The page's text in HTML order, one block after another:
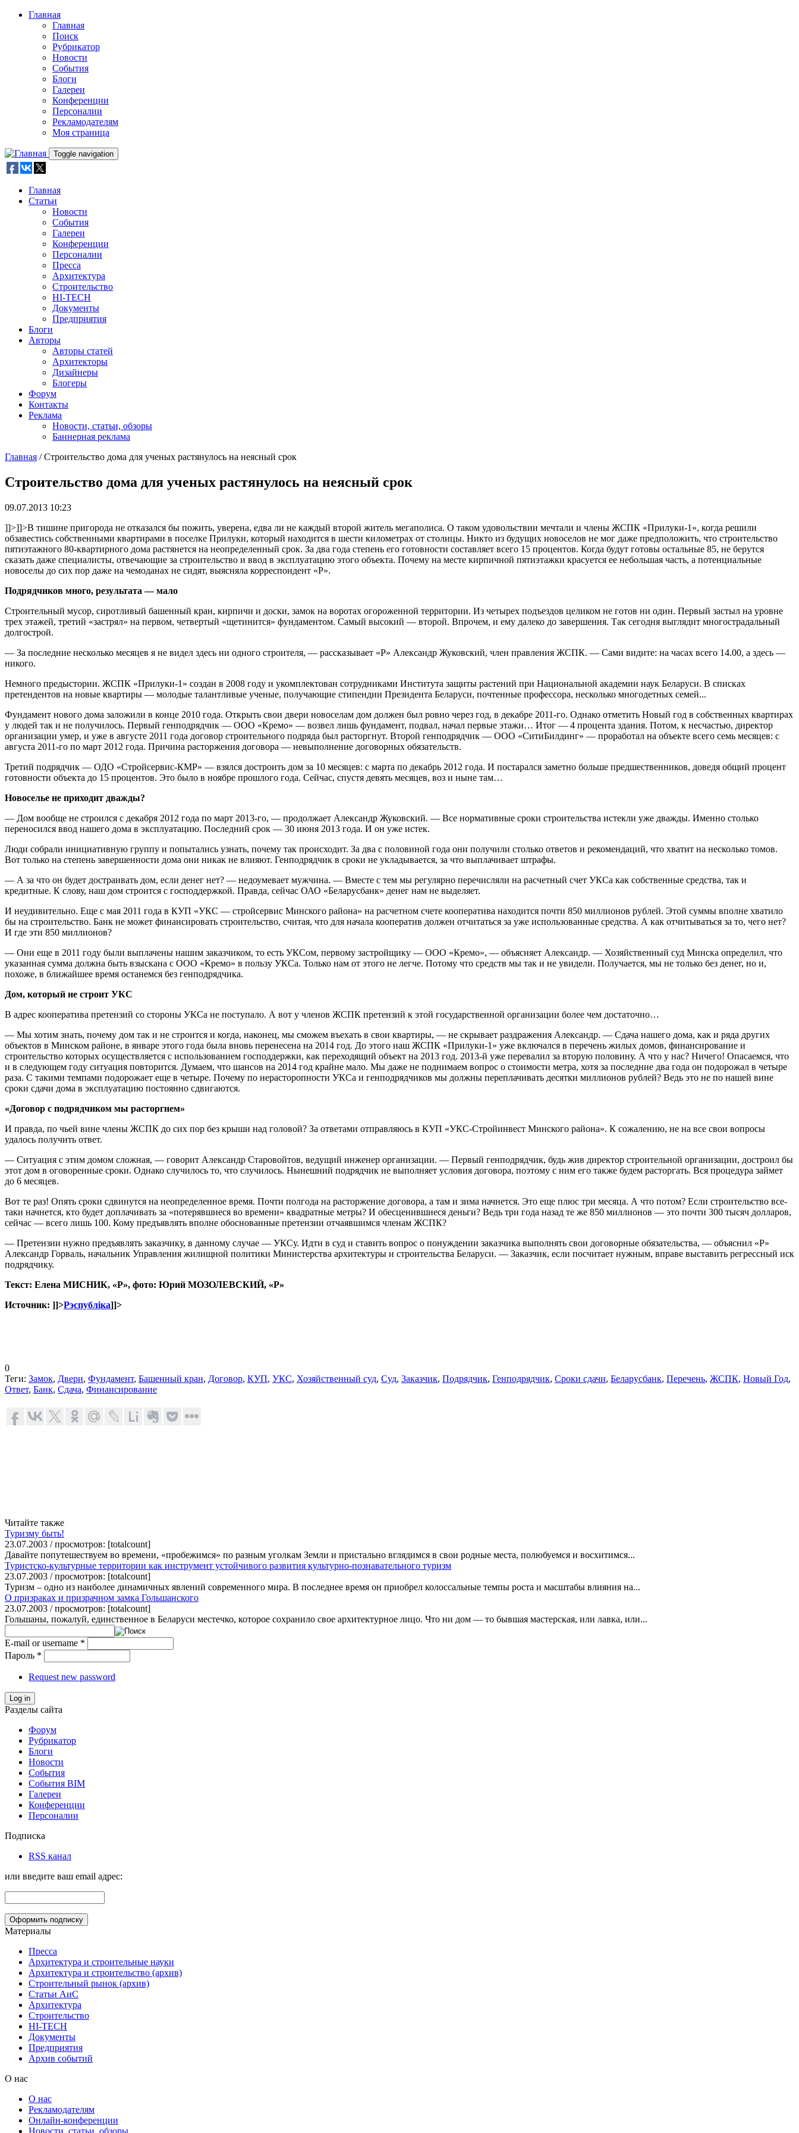
Skip to main content
Главная
Главная
Поиск
Рубрикатор
Новости
События
Блоги
Галереи
Конференции
Персоналии
Рекламодателям
Моя страница
Toggle navigation
Главная
Статьи
Новости
События
Галереи
Конференции
Персоналии
Пресса
Архитектура
Строительство
HI-TECH
Документы
Предприятия
Блоги
Авторы
Авторы статей
Архитекторы
Дизайнеры
Блогеры
Форум
Контакты
Реклама
Новости, статьи, обзоры
Баннерная реклама
Главная / Строительство дома для ученых растянулось на неясный срок
Строительство дома для ученых растянулось на неясный срок
09.07.2013 10:23
]]>]]>В тишине пригорода не отказался бы пожить, уверена, едва ли не каждый второй житель мегаполиса. О таком удовольствии мечтали и члены ЖСПК «Прилуки-1», когда решили
обзавестись собственными квартирами в поселке Прилуки, который находится в шести километрах от столицы. Никто из будущих новоселов не мог даже предположить, что строительство
пятиэтажного 80-квартирного дома растянется на неопределенный срок. За два года степень его готовности составляет всего 15 процентов. Когда будут готовы остальные 85, не берутся
сказать даже специалисты, отвечающие за строительство и ввод в эксплуатацию этого объекта. Почему на месте кирпичной пятиэтажки красуется ее небольшая часть, а потенциальные
новоселы до сих пор даже на чемоданах не сидят, выясняла корреспондент «Р».
Подрядчиков много, результата — мало
Строительный мусор, сиротливый башенный кран, кирпичи и доски, замок на воротах огороженной территории. Из четырех подъездов целиком не готов ни один. Первый застыл на уровне
трех этажей, третий «застрял» на первом, четвертый «щетинится» фундаментом. Самый высокий — второй. Впрочем, и ему далеко до завершения. Так сегодня выглядит многострадальный
долгострой.
— За последние несколько месяцев я не видел здесь ни одного строителя, — рассказывает «Р» Александр Жуковский, член правления ЖСПК. — Сами видите: на часах всего 14.00, а здесь —
никого.
Немного предыстории. ЖСПК «Прилуки-1» создан в 2008 году и укомплектован сотрудниками Института защиты растений при Национальной академии наук Беларуси. В списках
претендентов на новые квартиры — молодые талантливые ученые, получающие стипендии Президента Беларуси, почтенные профессора, несколько многодетных семей...
Фундамент нового дома заложили в конце 2010 года. Открыть свои двери новоселам дом должен был ровно через год, в декабре 2011-го. Однако отметить Новый год в собственных квартирах
у людей так и не получилось. Первый генподрядчик — ООО «Кремо» — возвел лишь фундамент, подвал, начал первые этажи… Итог — 4 процента здания. Потом, к несчастью, директор
организации умер, и уже в августе 2011 года договор строительного подряда был расторгнут. Второй генподрядчик — ООО «СитиБилдинг» — проработал на объекте всего семь месяцев: с
августа 2011-го по март 2012 года. Причина расторжения договора — невыполнение договорных обязательств.
Третий подрядчик — ОДО «Стройсервис-КМР» — взялся достроить дом за 10 месяцев: с марта по декабрь 2012 года. И постарался заметно больше предшественников, доведя общий процент
готовности объекта до 15 процентов. Это было в ноябре прошлого года. Сейчас, спустя девять месяцев, воз и ныне там…
Новоселье не приходит дважды?
— Дом вообще не строился с декабря 2012 года по март 2013-го, — продолжает Александр Жуковский. — Все нормативные сроки строительства истекли уже дважды. Именно столько
переносился ввод нашего дома в эксплуатацию. Последний срок — 30 июня 2013 года. И он уже истек.
Люди собрали инициативную группу и попытались узнать, почему так происходит. За два с половиной года они получили столько ответов и рекомендаций, что хватит на несколько томов.
Вот только на степень завершенности дома они никак не влияют. Генподрядчик в сроки не укладывается, за что выплачивает штрафы.
— А за что он будет достраивать дом, если денег нет? — недоумевает мужчина. — Вместе с тем мы регулярно перечисляли на расчетный счет УКСа как собственные средства, так и
кредитные. К слову, наш дом строится с господдержкой. Правда, сейчас ОАО «Беларусбанк» денег нам не выделяет.
И неудивительно. Еще с мая 2011 года в КУП «УКС — стройсервис Минского района» на расчетном счете кооператива находится почти 850 миллионов рублей. Этой суммы вполне хватило
бы на строительство. Банк не может финансировать строительство, считая, что для начала кооператив должен отчитаться за уже использованные средства. А как отчитываться за то, чего нет?
И где эти 850 миллионов?
— Они еще в 2011 году были выплачены нашим заказчиком, то есть УКСом, первому застройщику — ООО «Кремо», — объясняет Александр. — Хозяйственный суд Минска определил, что
указанная сумма должна быть взыскана с ООО «Кремо» в пользу УКСа. Только нам от этого не легче. Потому что средств мы так и не увидели. Получается, мы не только без денег, но и,
похоже, в ближайшее время останемся без генподрядчика.
Дом, который не строит УКС
В адрес кооператива претензий со стороны УКСа не поступало. А вот у членов ЖСПК претензий к этой государственной организации более чем достаточно…
— Мы хотим знать, почему дом так и не строится и когда, наконец, мы сможем въехать в свои квартиры, — не скрывает раздражения Александр. — Сдача нашего дома, как и ряда других
объектов в Минском районе, в январе этого года была вновь перенесена на 2014 год. До этого наш ЖСПК «Прилуки-1» уже включался в перечень жилых домов, финансирование и
строительство которых осуществляется с использованием господдержки, как переходящий объект на 2013 год. 2013-й уже перевалил за вторую половину. А что у нас? Ничего! Опасаемся, что
и в следующем году ситуация повторится. Думаем, что шансов на 2014 год крайне мало. Мы даже не поднимаем вопрос о стоимости метра, хотя за последние два года он подорожал в четыре
раза. С такими темпами подорожает еще в четыре. Почему по нерасторопности УКСа и генподрядчиков мы должны переплачивать десятки миллионов рублей? Ведь это не по нашей вине
сроки сдачи дома в эксплуатацию постоянно сдвигаются.
«Договор с подрядчиком мы расторгнем»
И правда, по чьей вине члены ЖСПК до сих пор без крыши над головой? За ответами отправляюсь в КУП «УКС-Стройинвест Минского района». К сожалению, не на все свои вопросы
удалось получить ответ.
— Ситуация с этим домом сложная, — говорит Александр Старовойтов, ведущий инженер организации. — Первый генподрядчик, будь жив директор строительной организации, достроил бы
этот дом в оговоренные сроки. Однако случилось то, что случилось. Нынешний подрядчик не выполняет условия договора, поэтому с ним его также будем расторгать. Вся процедура займет
до 6 месяцев.
Вот те раз! Опять сроки сдвинутся на неопределенное время. Почти полгода на расторжение договора, а там и зима начнется. Это еще плюс три месяца. А что потом? Если строительство все-
таки начнется, кто будет доплачивать за «потерявшиеся во времени» квадратные метры? И обесценившиеся деньги? Ведь три года назад те же 850 миллионов — это почти 300 тысяч долларов,
сейчас — всего лишь 100. Кому предъявлять вполне обоснованные претензии отчаявшимся членам ЖСПК?
— Претензии нужно предъявлять заказчику, в данному случае — УКСу. Идти в суд и ставить вопрос о понуждении заказчика выполнять свои договорные обязательства, — объяснил «Р»
Александр Горваль, начальник Управления жилищной политики Министерства архитектуры и строительства Беларуси. — Заказчик, если посчитает нужным, вправе выставить регрессный иск
подрядчику.
Текст: Елена МИСНИК, «Р», фото: Юрий МОЗОЛЕВСКИЙ, «Р»
Источник: ]]>Рэспубліка]]>
0
Теги: Замок, Двери, Фундамент, Башенный кран, Договор, КУП, УКС, Хозяйственный суд, Суд, Заказчик, Подрядчик, Генподрядчик, Сроки сдачи, Беларусбанк, Перечень, ЖСПК, Новый Год,
Ответ, Банк, Сдача, Финансирование
Читайте также
Туризму быть!
23.07.2003 / просмотров: [totalcount]
Давайте попутешествуем во времени, «пробежимся» по разным уголкам Земли и пристально вглядимся в свои родные места, полюбуемся и восхитимся...
Туристско-культурные территории как инструмент устойчивого развития культурно-познавательного туризм
23.07.2003 / просмотров: [totalcount]
Туризм – одно из наиболее динамичных явлений современного мира. В последнее время он приобрел колоссальные темпы роста и масштабы влияния на...
О призраках и призрачном замка Гольшанского
23.07.2003 / просмотров: [totalcount]
Гольшаны, пожалуй, единственное в Беларуси местечко, которое сохранило свое архитектурное лицо. Что ни дом — то бывшая мастерская, или лавка, или...
E-mail or username *
Пароль *
Request new password
Log in
Разделы сайта
Форум
Рубрикатор
Блоги
Новости
События
События BIM
Галереи
Конференции
Персоналии
Подписка
RSS канал
или введите ваш email адрес:
Материалы
Пресса
Архитектура и строительные науки
Архитектура и строительство (архив)
Строительный рынок (архив)
Статьи АиС
Архитектура
Строительство
HI-TECH
Документы
Предприятия
Архив событий
О нас
О нас
Рекламодателям
Онлайн-конференции
Новости, статьи, обзоры